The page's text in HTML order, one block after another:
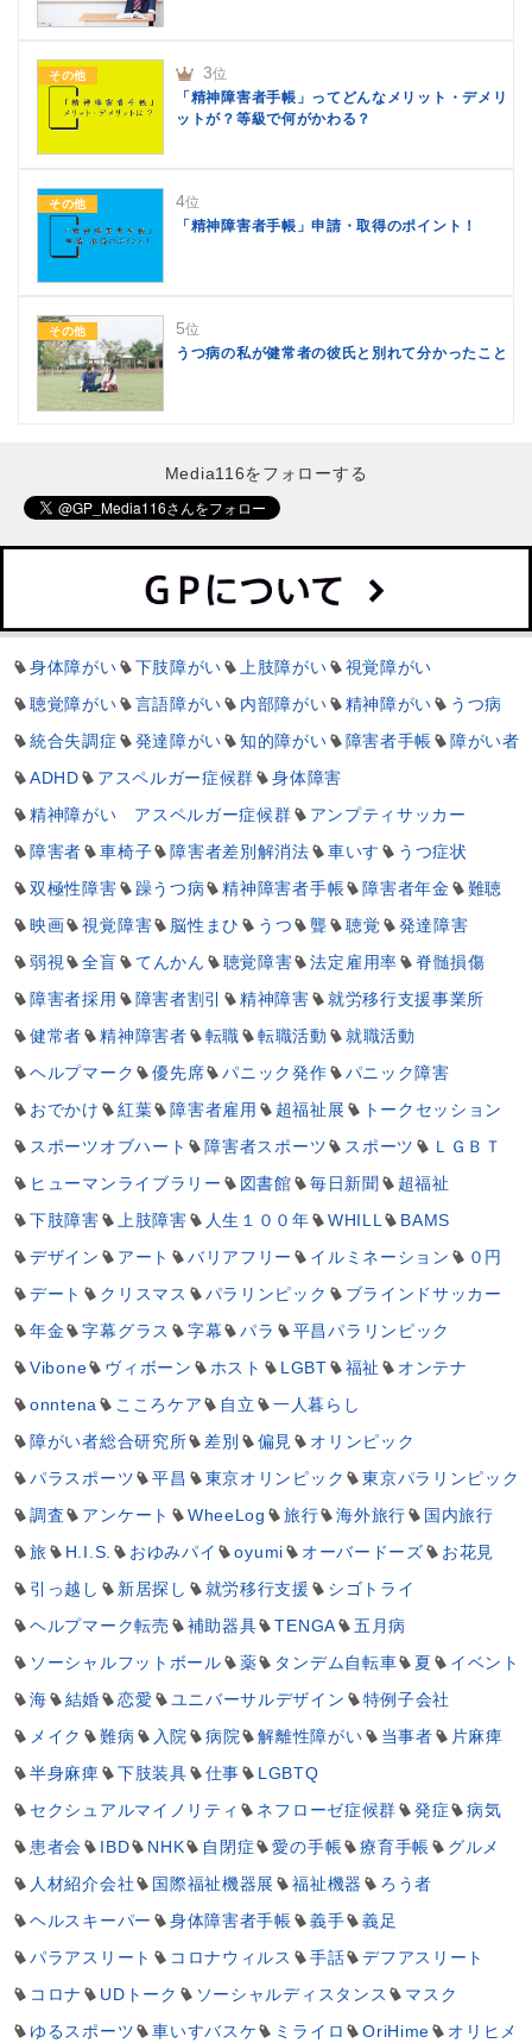
その他 3位
「精神障害者手帳」ってどんなメリット・デメリ
ットが？等級で何がかわる？
その他 4位
「精神障害者手帳」申請・取得のポイント！
その他 5位
うつ病の私が健常者の彼氏と別れて分かったこと
Media116をフォローする
身体障がい 下肢障がい 上肢障がい
視覚障がい
聴覚障がい
言語障がい 内部障がい 精神障がい
うつ病
統合失調症
発達障がい 知的障がい 障害者手帳
障がい者
ADHD
アスペルガー症候群
身体障害
精神障がい アスペルガー症候群
アンプティサッカー
障害者
車椅子 障害者差別解消法 車いす
うつ症状
双極性障害
躁うつ病 精神障害者手帳 障害者年金
難聴
映画
視覚障害 脳性まひ うつ 聾 聴覚
発達障害
弱視
全盲 てんかん 聴覚障害 法定雇用率
脊髄損傷
障害者採用
障害者割引 精神障害
就労移行支援事業所
健常者
精神障害者 転職 転職活動
就職活動
ヘルプマーク
優先席 パニック発作
パニック障害
おでかけ
紅葉 障害者雇用 超福祉展
トークセッション
スポーツオブハート
障害者スポーツ スポーツ
ＬＧＢＴ
ヒューマンライブラリー
図書館 毎日新聞
超福祉
下肢障害
上肢障害 人生１００年 WHILL
BAMS
デザイン
アート バリアフリー イルミネーション
０円
デート
クリスマス パラリンピック
ブラインドサッカー
年金
字幕グラス 字幕 パラ
平昌パラリンピック
Vibone
ヴィボーン ホスト LGBT 福祉
オンテナ
onntena
こころケア 自立
一人暮らし
障がい者総合研究所
差別 偏見
オリンピック
パラスポーツ
平昌 東京オリンピック
東京パラリンピック
調査
アンケート WheeLog 旅行 海外旅行
国内旅行
旅
H.I.S. おゆみパイ oyumi オーバードーズ
お花見
引っ越し
新居探し 就労移行支援
シゴトライ
ヘルプマーク転売
補助器具 TENGA
五月病
ソーシャルフットボール
薬 タンデム自転車 夏
イベント
海
結婚 恋愛 ユニバーサルデザイン
特例子会社
メイク
難病 入院 病院 解離性障がい 当事者
片麻痺
半身麻痺
下肢装具 仕事
LGBTQ
セクシュアルマイノリティ
ネフローゼ症候群 発症
病気
患者会
IBD NHK 自閉症 愛の手帳 療育手帳
グルメ
人材紹介会社
国際福祉機器展 福祉機器
ろう者
ヘルスキーパー
身体障害者手帳 義手
義足
パラアスリート
コロナウィルス 手話
デフアスリート
コロナ
UDトーク ソーシャルディスタンス
マスク
ゆるスポーツ
車いすバスケ ミライロ OriHime オリヒメ